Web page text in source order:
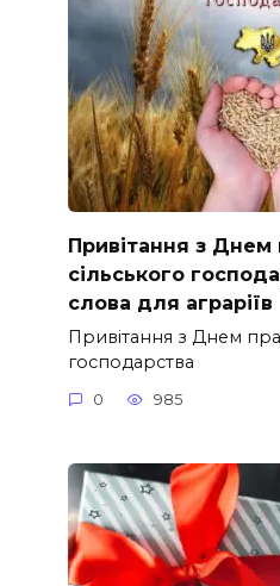
Привітання з Днем
сільського
слова для аграріїв
Привітання з Днем
господарства
0 985